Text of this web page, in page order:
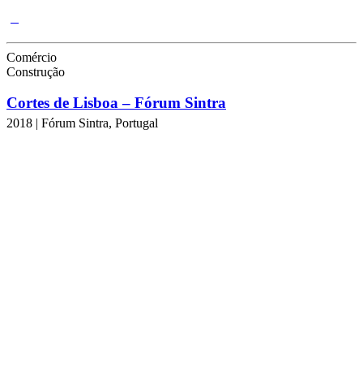
Comércio
Construção
Cortes de Lisboa – Fórum Sintra
2018 | Fórum Sintra, Portugal